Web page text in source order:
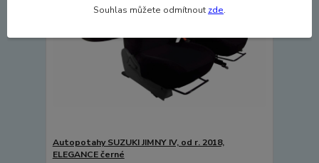
Autopotahy SUZUKI JIMNY IV, od r. 2018,
ELEGANCE černé
Souhlas můžete odmítnout zde.